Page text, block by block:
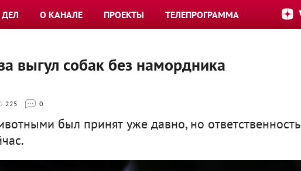
О КАНАЛЕ ПРОЕКТЫ ТЕЛЕПРОГРАММА
выгул собак без намордника
225 0
был принят уже давно, но ответственность